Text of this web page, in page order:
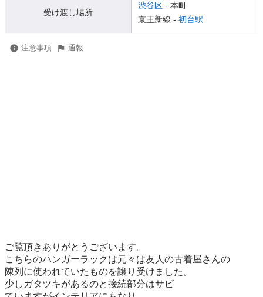
受け渡し場所
渋谷区 - 本町
京王新線 - 初台駅
注意事項 通報
ご覧頂きありがとうございます。
こちらのハンガーラックは元々は友人の古着屋さんの
陳列に使われていたものを譲り受けました。
少しガタツキがあるのと接続部分はサビ